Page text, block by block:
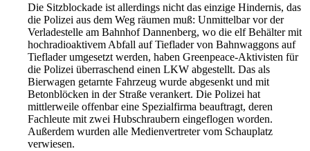
Die Sitzblockade ist allerdings nicht das einzige Hindernis, das
die Polizei aus dem Weg räumen muß: Unmittelbar vor der
Verladestelle am Bahnhof Dannenberg, wo die elf Behälter mit
hochradioaktivem Abfall auf Tieflader von Bahnwaggons auf
Tieflader umgesetzt werden, haben Greenpeace-Aktivisten für
die Polizei überraschend einen LKW abgestellt. Das als
Bierwagen getarnte Fahrzeug wurde abgesenkt und mit
Betonblöcken in der Straße verankert. Die Polizei hat
mittlerweile offenbar eine Spezialfirma beauftragt, deren
Fachleute mit zwei Hubschraubern eingeflogen worden.
Außerdem wurden alle Medienvertreter vom Schauplatz
verwiesen.